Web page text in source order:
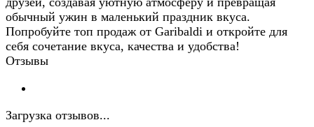
обычный ужин в маленький праздник вкуса.
Попробуйте топ продаж от Garibaldi и откройте для
себя сочетание вкуса, качества и удобства!
Отзывы
Загрузка отзывов...